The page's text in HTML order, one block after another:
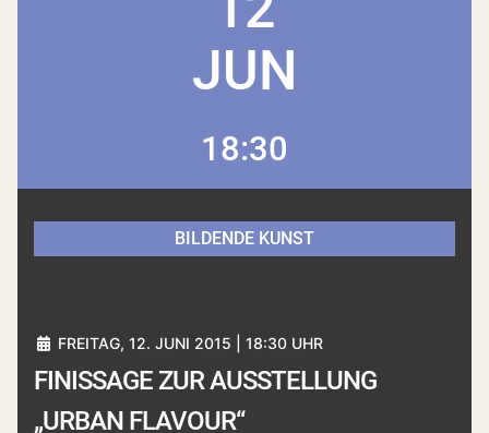
JUN
18:30
BILDENDE KUNST
FREITAG, 12. JUNI 2015 | 18:30 UHR
FINISSAGE ZUR AUSSTELLUNG
„URBAN FLAVOUR“